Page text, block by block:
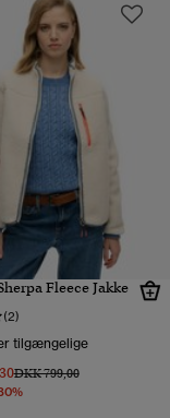
Fleece Jakke
(2)
tilgængelige
Pris nedsat fra
DKK 799,00til